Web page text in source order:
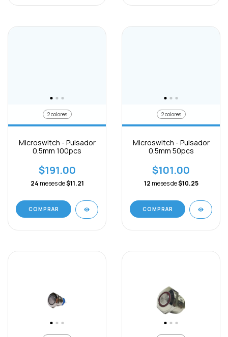
2 colores
Microswitch - Pulsador
0.5mm 100pcs
$191.00
24 meses de$11.21
COMPRAR
2 colores
Microswitch - Pulsador
0.5mm 50pcs
$101.00
12 meses de$10.25
COMPRAR